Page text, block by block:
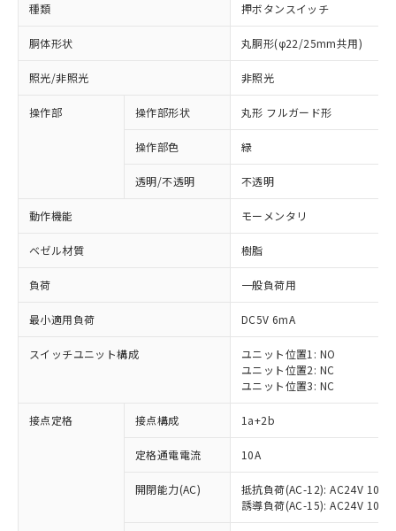
種類 押ボタンスイッチ
胴体形状 丸胴形(φ22/25mm共用)
照光/非照光 非照光
操作部 操作部形状 丸形 フルガード形
操作部色 緑
透明/不透明 不透明
動作機能 モーメンタリ
ベゼル材質 樹脂
負荷 一般負荷用
最小適用負荷 DC5V 6mA
スイッチユニット構成
ユニット位置1: NO
ユニット位置2: NC
ユニット位置3: NC
接点定格 接点構成 1a+2b
定格通電電流 10A
開閉能力(AC)
抵抗負荷(AC-12): AC24V 10A/
誘導負荷(AC-15): AC24V
※1 対応状況
対応済み：EU RoHS指令（10物質）の
非含有に対応した製品が提供可能な商品で
対応予定：EU RoHS指令（10物質）の非含